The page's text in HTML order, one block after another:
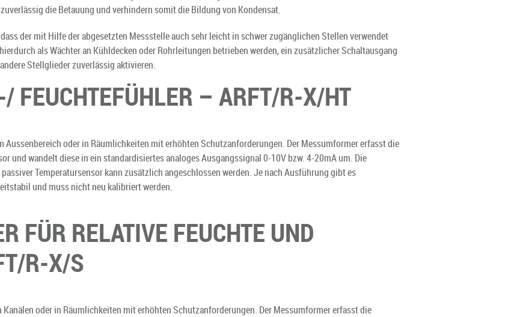
die Betauung und verhindern somit die Bildung von Kondensat.
der mit Hilfe der abgesetzten Messstelle auch sehr leicht in schwer zugänglichen Stellen verwendet
als Wächter an Kühldecken oder Rohrleitungen betrieben werden, ein zusätzlicher Schaltausgang
Stellglieder zuverlässig aktivieren.
FEUCHTEFÜHLER – ARFT/R-X/HT
Aussenbereich oder in Räumlichkeiten mit erhöhten Schutzanforderungen. Der Messumformer erfasst die
und wandelt diese in ein standardisiertes analoges Ausgangssignal 0-10V bzw. 4-20mA um. Die
Temperatursensor kann zusätzlich angeschlossen werden. Je nach Ausführung gibt es
und muss nicht neu kalibriert werden.
FÜR RELATIVE FEUCHTE UND
R-X/S
oder in Räumlichkeiten mit erhöhten Schutzanforderungen. Der Messumformer erfasst die